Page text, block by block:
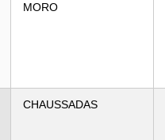
MORO
CHAUSSADAS